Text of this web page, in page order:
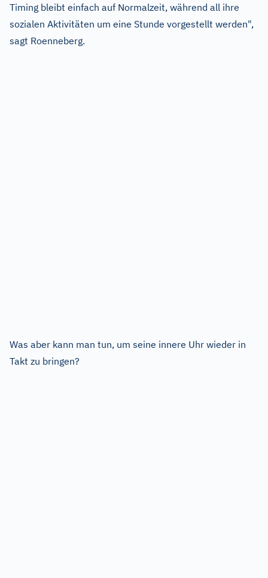
Timing bleibt einfach auf Normalzeit, während all ihre
sozialen Aktivitäten um eine Stunde vorgestellt werden",
sagt Roenneberg.
Was aber kann man tun, um seine innere Uhr wieder in
Takt zu bringen?